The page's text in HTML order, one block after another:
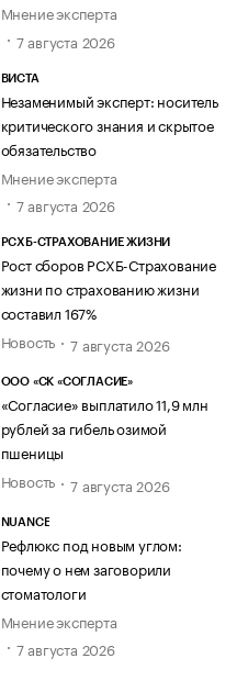
Мнение эксперта
7 августа 2026
ВИСТА
Незаменимый эксперт: носитель
критического знания и скрытое
обязательство
Мнение эксперта
7 августа 2026
РСХБ-СТРАХОВАНИЕ ЖИЗНИ
Рост сборов РСХБ-Страхование
жизни по страхованию жизни
составил 167%
Новость
7 августа 2026
ООО «СК «СОГЛАСИЕ»
«Согласие» выплатило 11,9 млн
рублей за гибель озимой
пшеницы
Новость
7 августа 2026
NUANCE
Рефлюкс под новым углом:
почему о нем заговорили
стоматологи
Мнение эксперта
7 августа 2026